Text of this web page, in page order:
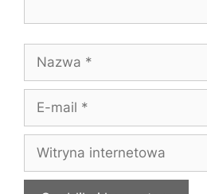
Nazwa
Witryna
internetowa